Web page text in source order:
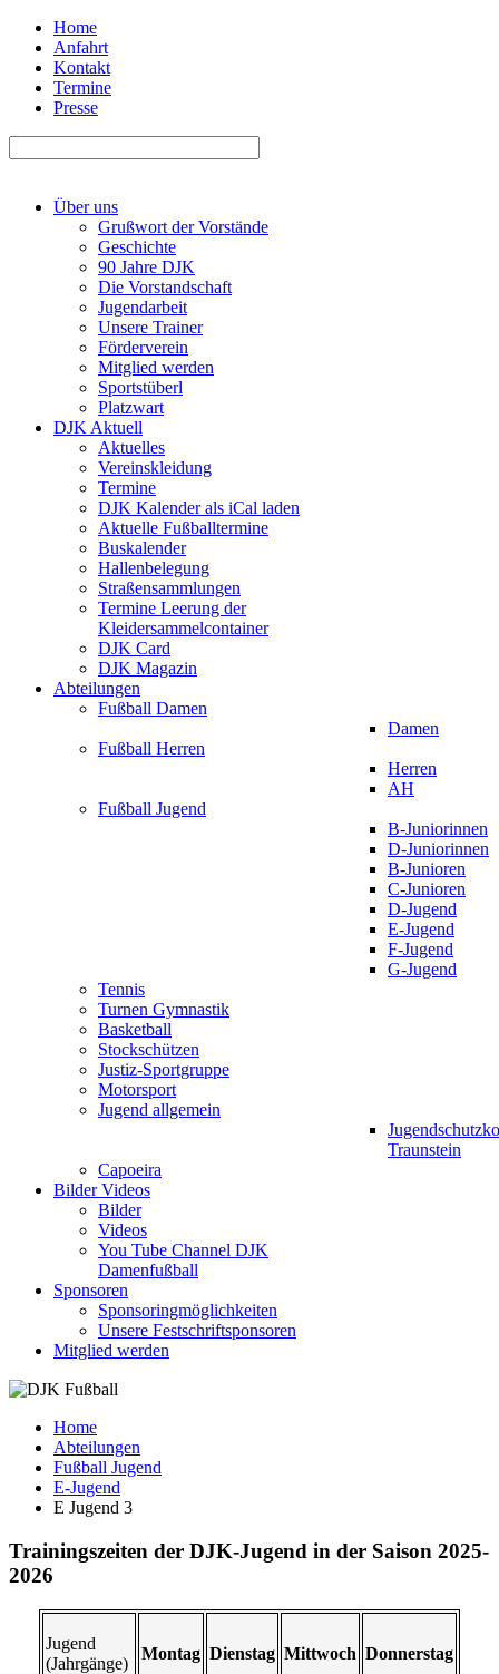
Home
Anfahrt
Kontakt
Termine
Presse
Über uns
Grußwort der Vorstände
Geschichte
90 Jahre DJK
Die Vorstandschaft
Jugendarbeit
Unsere Trainer
Förderverein
Mitglied werden
Sportstüberl
Platzwart
DJK Aktuell
Aktuelles
Vereinskleidung
Termine
DJK Kalender als iCal laden
Aktuelle Fußballtermine
Buskalender
Hallenbelegung
Straßensammlungen
Termine Leerung der
Kleidersammelcontainer
DJK Card
DJK Magazin
Abteilungen
Fußball Damen
Damen
Fußball Herren
Herren
AH
Fußball Jugend
B-Juniorinnen
D-Juniorinnen
B-Junioren
C-Junioren
D-Jugend
E-Jugend
F-Jugend
G-Jugend
Tennis
Turnen Gymnastik
Basketball
Stockschützen
Justiz-Sportgruppe
Motorsport
Jugend allgemein
Traunstein
Capoeira
Bilder Videos
Bilder
Videos
You Tube Channel DJK
Damenfußball
Sponsoren
Sponsoringmöglichkeiten
Unsere Festschriftsponsoren
Mitglied werden
Home
Abteilungen
Fußball Jugend
E-Jugend
E Jugend 3
Trainingszeiten der DJK-Jugend in der Saison 2025-
2026
Jugend
(Jahrgänge)
Montag Dienstag Mittwoch Donnerstag